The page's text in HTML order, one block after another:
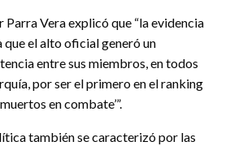
Vera explicó que “la evidencia
el alto oficial generó un
entre sus miembros, en todos
por ser el primero en el ranking
en combate’”.
también se caracterizó por las